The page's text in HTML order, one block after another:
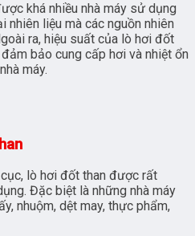
khá nhiều nhà máy sử dụng
nhiên liệu mà các nguồn nhiên
ra, hiệu suất của lò hơi đốt
bảo cung cấp hơi và nhiệt ổn
máy.
lò hơi đốt than được rất
Đặc biệt là những nhà máy
nhuộm, dệt may, thực phẩm,